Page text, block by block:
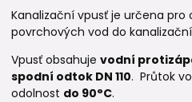
Kanalizační vpusť je určena pro
povrchových vod do
Vpusť obsahuje vodní
spodní odtok DN 110. Průtok
odolnost do 90°C.